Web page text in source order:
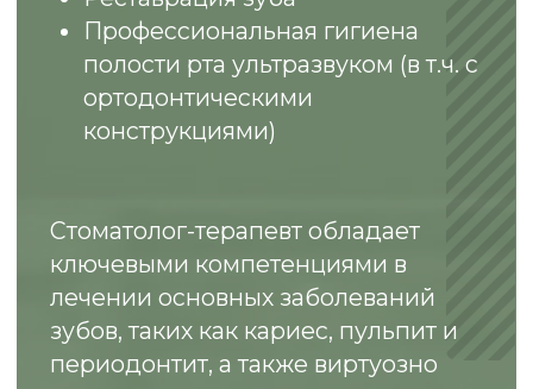
ОСТАВИТЬ ОТЗЫВ
2017
- Master Class of VDW Endodonic
Synergy GmbH";